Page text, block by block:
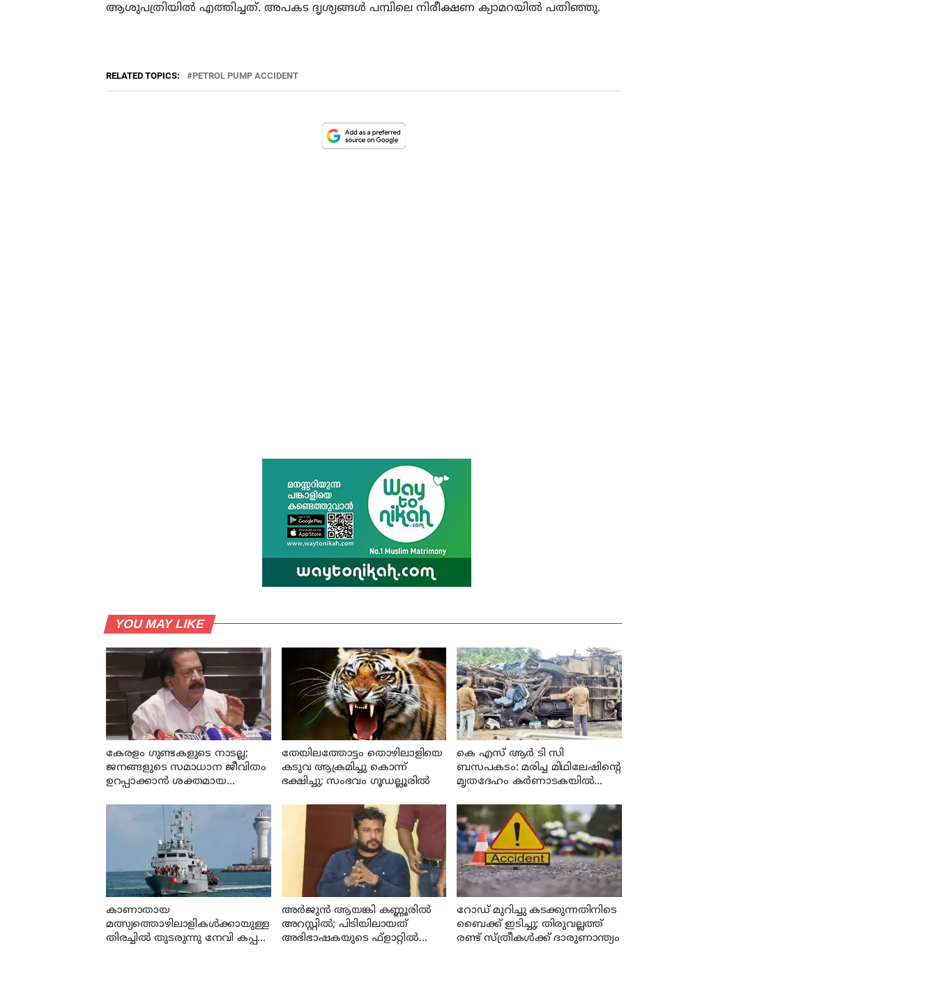
ആശുപത്രിയില്‍ എത്തിച്ചത്. അപകട ദൃശ്യങ്ങള്‍ പമ്പിലെ നിരീക്ഷണ ക്യാമറയില്‍ പതിഞ്ഞു.
RELATED TOPICS: PETROL PUMP ACCIDENT
YOU MAY LIKE
കേരളം ഗുണ്ടകളുടെ നാടല്ല;
ജനങ്ങളുടെ സമാധാന ജീവിതം
ഉറപ്പാക്കാന്‍ ശക്തമായ
തേയിലത്തോട്ടം തൊഴിലാളിയെ
കടുവ ആക്രമിച്ചു കൊന്ന്
ഭക്ഷിച്ചു; സംഭവം ഗൂഡല്ലൂരില്‍
കെ എസ് ആര്‍ ടി സി
ബസപകടം: മരിച്ച മിഥിലേഷിന്റെ
മൃതദേഹം കര്‍ണാടകയില്‍
കാണാതായ
മത്സ്യത്തൊഴിലാളികള്‍ക്കായുള്ള
തിരച്ചില്‍ തുടരുന്നു നേവി കപ്പല്‍
അര്‍ജുന്‍ ആയങ്കി കണ്ണൂരില്‍
അറസ്റ്റില്‍; പിടിയിലായത്
അഭിഭാഷകയുടെ ഫ്‌ളാറ്റില്‍
റോഡ് മുറിച്ചു കടക്കുന്നതിനിടെ
ബൈക്ക് ഇടിച്ചു; തിരുവല്ലത്ത്
രണ്ട് സ്ത്രീകള്‍ക്ക് ദാരുണാന്ത്യം